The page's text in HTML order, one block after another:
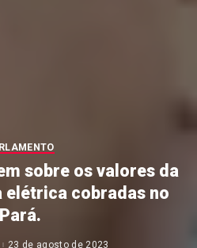
sobre os valores da
cobradas no
Pará.
23 de agosto de 2023